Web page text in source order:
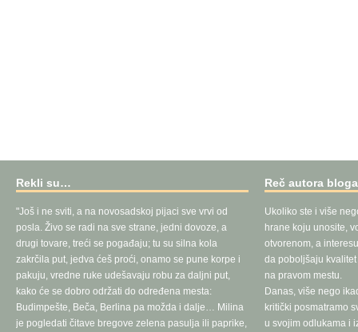
Rekli su…
"Još i ne sviti, a na novosadskoj pijaci sve vrvi od
posla. Živo se radi na sve strane, jedni dovoze, a
drugi tovare, treći se pogađaju; tu su silna kola
zakrčila put, jedva ćeš proći, onamo se pune korpe i
pakuju, vredne ruke udešavaju robu za daljni put,
kako će se dobro održati do određena mesta:
Budimpešte, Beča, Berlina pa možda i dalje… Milina
je pogledati čitave bregove zelena pasulja ili paprike,
Reč autora
Ukoliko ste i više
hrane koju unosite,
otvorenom, a
da poboljšaju
na pravom mestu.
Danas, više nego
kritički posmatramo
u svojim odlukama i